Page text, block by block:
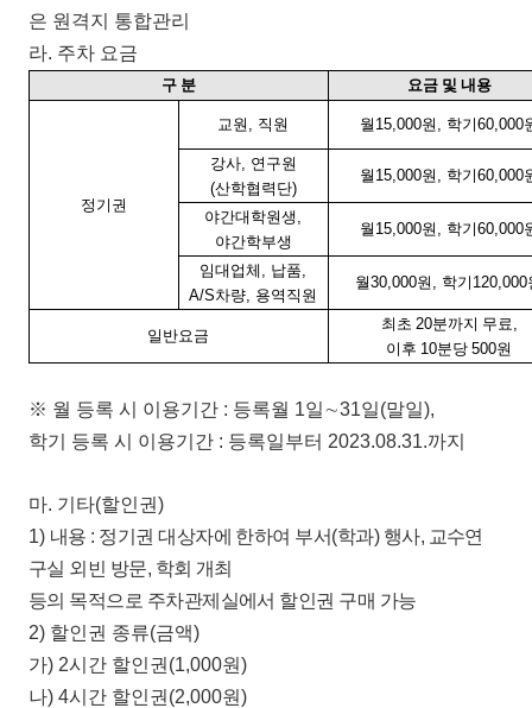
은 원격지 통합관리
라. 주차 요금
구 분 요금 및 내용
정기권
교원 , 직원 월 15,000원 , 학기60,000
강사, 연구원
(산학협력단)
월 15,000원 , 학기60,000
야간대학원생,
야간학부생
월 15,000원 , 학기60,000
임대업체 , 납품,
A/S차량, 용역직원
월30,000원 , 학기 120,000
일반요금
최초 20분까지 무료,
이후 10분당500원
※ 월 등록 시 이용기간 : 등록월 1일∼31일(말일),
학기 등록 시 이용기간 : 등록일부터 2023.08.31.까지
마. 기타(할인권)
1) 내용 : 정기권 대상자에 한하여 부서(학과) 행사, 교수연
구실 외빈 방문, 학회 개최
등의 목적으로 주차관제실에서 할인권 구매 가능
2) 할인권 종류(금액)
가) 2시간 할인권 (1,000원)
나) 4시간 할인권 (2,000원)